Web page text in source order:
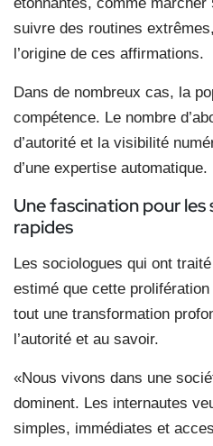
suivre des routines
l’origine de ces affirmations.
Dans de nombreux cas, la
compétence. Le nombre
d’autorité et la visibilité
d’une expertise automatique.
Une fascination pour les
rapides
Les sociologues qui ont
estimé que cette
tout une transformation
l’autorité et au savoir.
«Nous vivons dans une
dominent. Les internautes
simples, immédiates et